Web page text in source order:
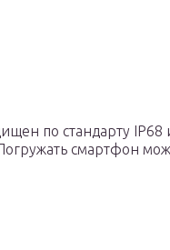
по стандарту
смартфон